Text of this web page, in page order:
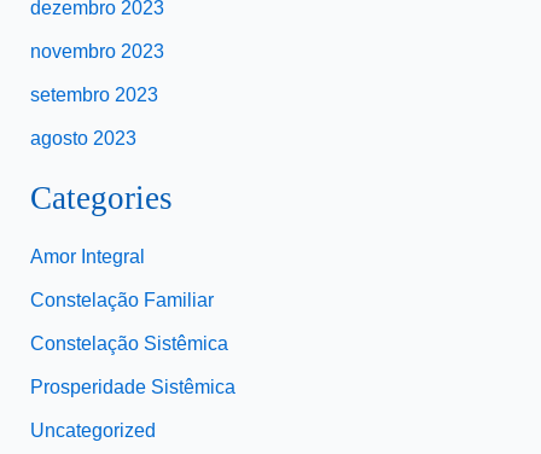
dezembro 2023
novembro 2023
setembro 2023
agosto 2023
Categories
Amor Integral
Constelação Familiar
Constelação Sistêmica
Prosperidade Sistêmica
Uncategorized